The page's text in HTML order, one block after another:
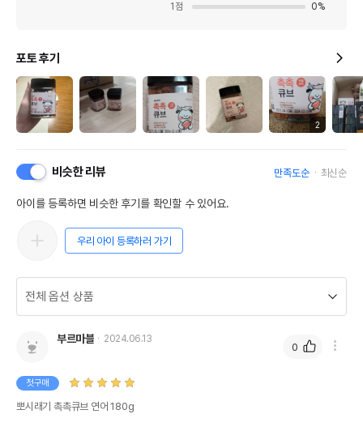
1 점 0%
포토 후기
2
비슷한 리뷰 만족도순 최신순
아이를 등록하면 비슷한 후기를 확인할 수 있어요.
우리 아이 등록하러 가기
부르마블 2024.06.13
첫구매
뽀시래기 촉촉큐브 연어 180g
0